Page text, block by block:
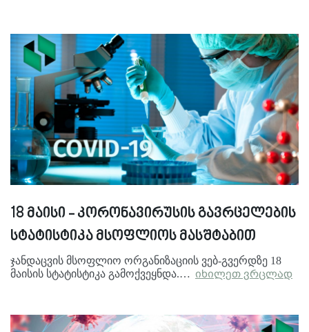
18 მაისი - კორონავირუსის გავრცელების
სტატისტიკა მსოფლიოს მასშტაბით
ჯანდაცვის მსოფლიო ორგანიზაციის ვებ-გვერდზე 18
მაისის სტატისტიკა გამოქვეყნდა.… იხილეთ ვრცლად